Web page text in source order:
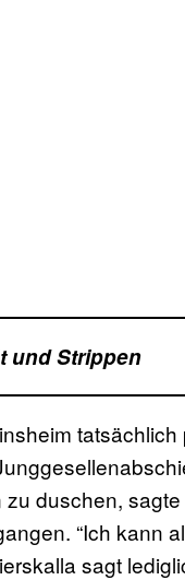
und Strippen
duschen,
“Ich kann
sagt